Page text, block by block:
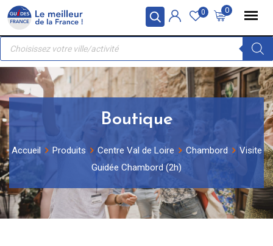
Panneau de gestion des cookies
Skip
content
0
0
Recherche
produits
Boutique
Accueil Produits Centre Val de Loire Chambord
Visite
Guidée Chambord (2h)